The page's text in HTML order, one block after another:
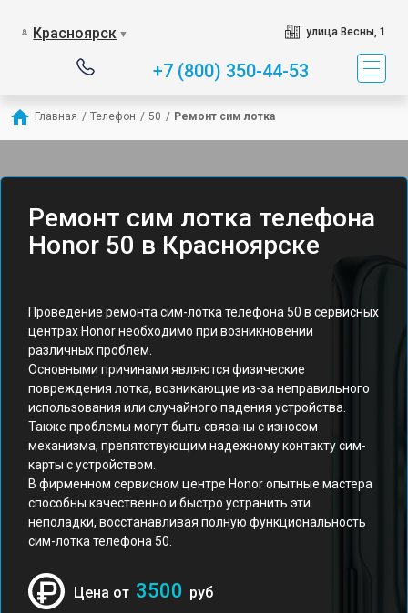
Красноярск ▼ улица Весны, 1
+7 (800) 350-44-53
Главная / Телефон / 50 / Ремонт сим лотка
Ремонт сим лотка телефона
Honor 50 в Красноярске
Проведение ремонта сим-лотка телефона 50 в сервисных
центрах Honor необходимо при возникновении
различных проблем.
Основными причинами являются физические
повреждения лотка, возникающие из-за неправильного
использования или случайного падения устройства.
Также проблемы могут быть связаны с износом
механизма, препятствующим надежному контакту сим-
карты с устройством.
В фирменном сервисном центре Honor опытные мастера
способны качественно и быстро устранить эти
неполадки, восстанавливая полную функциональность
сим-лотка телефона 50.
Цена от 3500 руб